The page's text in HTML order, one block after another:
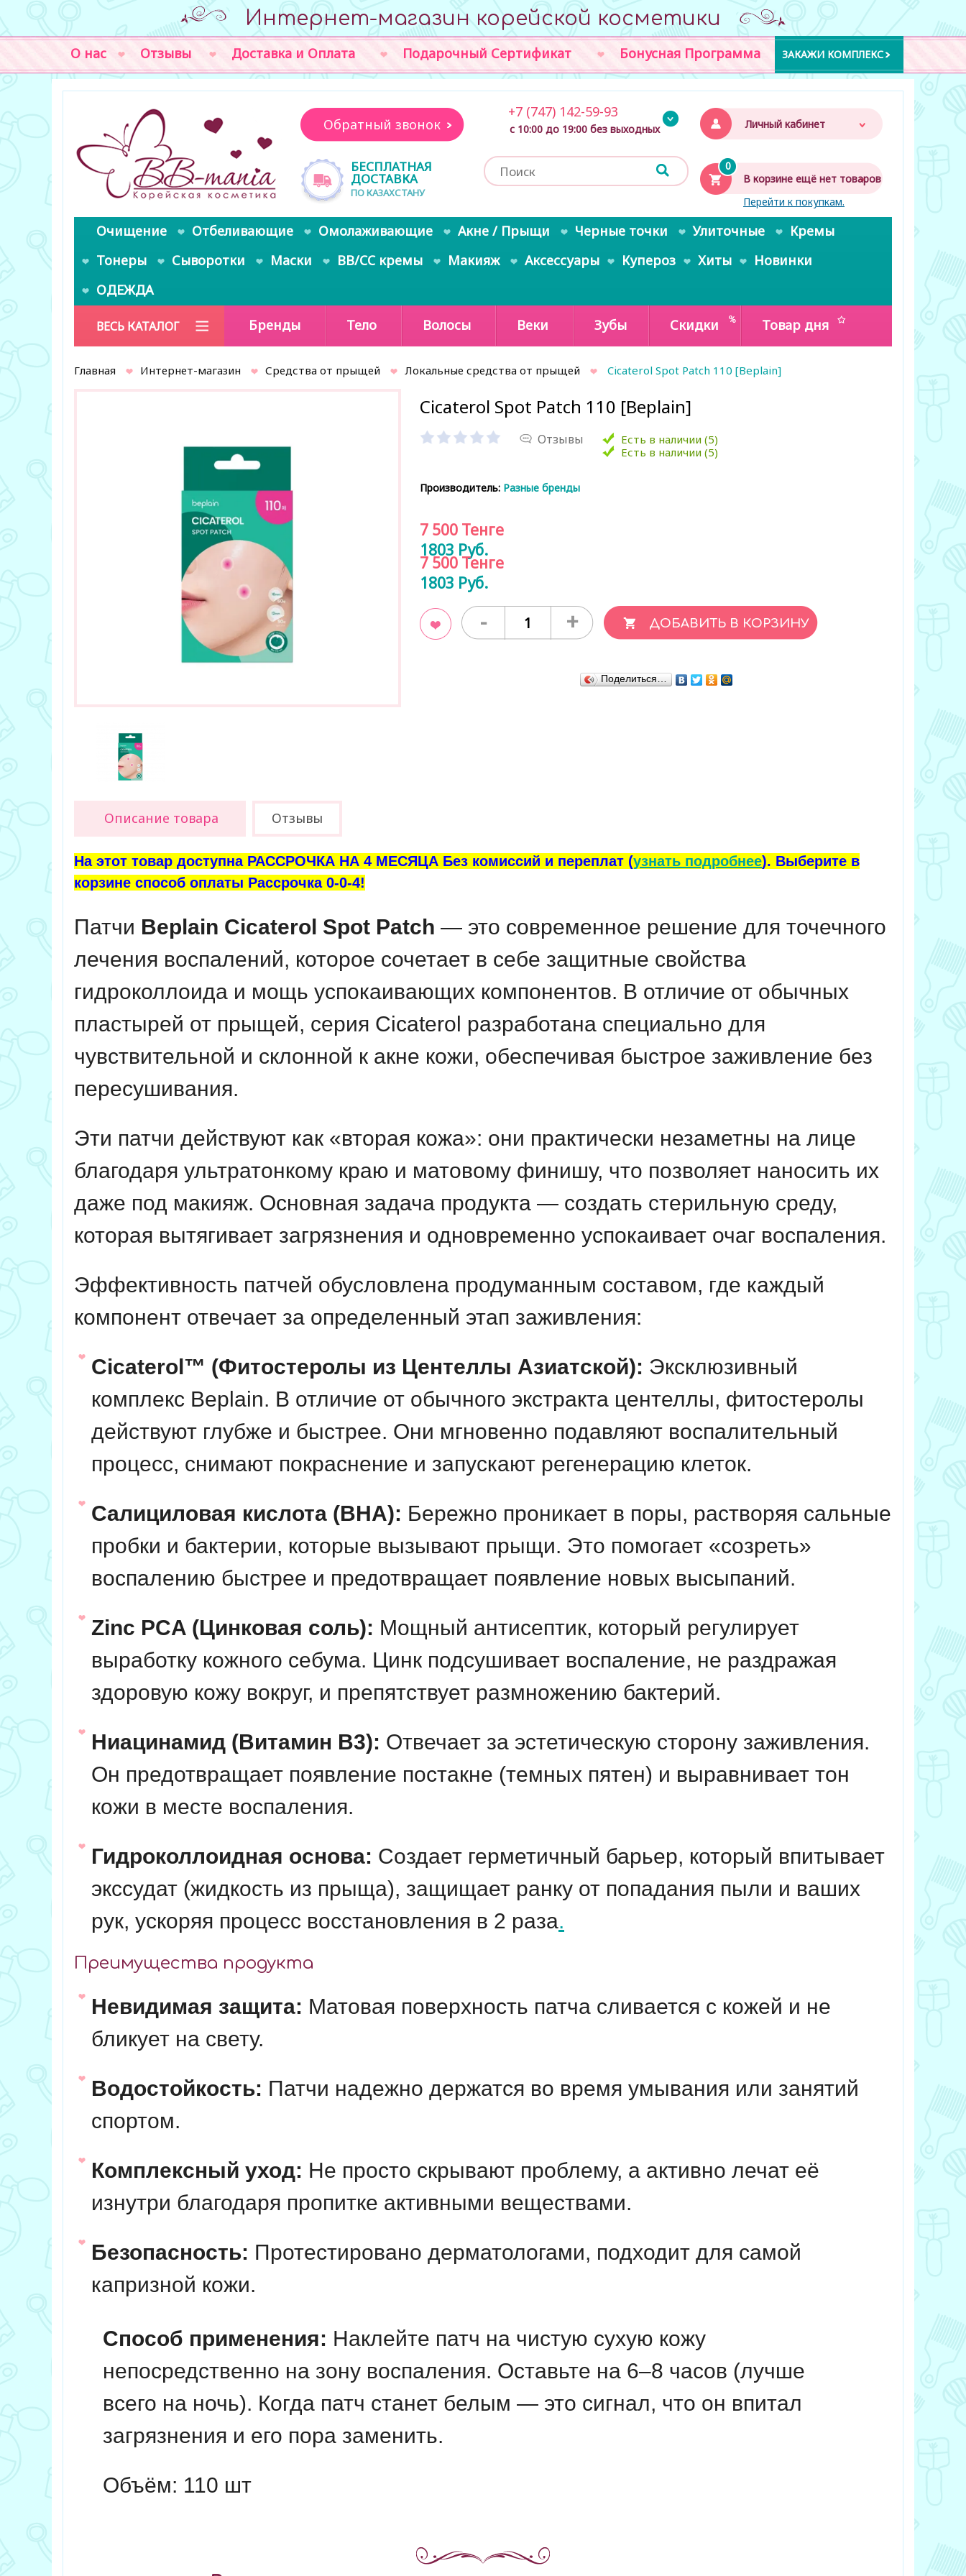
Интернет-магазин корейской косметики
О нас Отзывы Доставка и Оплата Подарочный Сертификат Бонусная Программа ЗАКАЖИ КОМПЛЕКС
Личный кабинет
0
В корзине ещё нет товаров
Перейти к покупкам.
Обратный звонок
БЕСПЛАТНАЯ
ДОСТАВКА
ПО КАЗАХСТАНУ
+7 (747) 142-59-93
с 10:00 до 19:00 без выходных
Очищение Отбеливающие Омолаживающие Акне / Прыщи Черные точки Улиточные
Кремы
Тонеры
Сыворотки Маски BB/CC кремы Макияж Аксессуары Купероз Хиты
Новинки
ОДЕЖДА
ВЕСЬ КАТАЛОГ Бренды Тело Волосы Веки Зубы Скидки Товар дня
Главная Интернет-магазин Средства от прыщей Локальные средства от прыщей Cicaterol Spot Patch 110 [Beplain]
Cicaterol Spot Patch 110 [Beplain]
Отзывы
Есть в наличии (5)
Есть в наличии (5)
Производитель: Разные бренды
7 500 Тенге
1803 Руб.
7 500 Тенге
1803 Руб.
- +
Поделиться…
Описание товара Отзывы
На этот товар доступна РАССРОЧКА НА 4 МЕСЯЦА Без комиссий и переплат (узнать подробнее). Выберите в
корзине способ оплаты Рассрочка 0-0-4!
Патчи Beplain Cicaterol Spot Patch — это современное решение для точечного
лечения воспалений, которое сочетает в себе защитные свойства
гидроколлоида и мощь успокаивающих компонентов. В отличие от обычных
пластырей от прыщей, серия Cicaterol разработана специально для
чувствительной и склонной к акне кожи, обеспечивая быстрое заживление без
пересушивания.
Эти патчи действуют как «вторая кожа»: они практически незаметны на лице
благодаря ультратонкому краю и матовому финишу, что позволяет наносить их
даже под макияж. Основная задача продукта — создать стерильную среду,
которая вытягивает загрязнения и одновременно успокаивает очаг воспаления.
Эффективность патчей обусловлена продуманным составом, где каждый
компонент отвечает за определенный этап заживления:
Cicaterol™ (Фитостеролы из Центеллы Азиатской): Эксклюзивный
комплекс Beplain. В отличие от обычного экстракта центеллы, фитостеролы
действуют глубже и быстрее. Они мгновенно подавляют воспалительный
процесс, снимают покраснение и запускают регенерацию клеток.
Салициловая кислота (BHA): Бережно проникает в поры, растворяя сальные
пробки и бактерии, которые вызывают прыщи. Это помогает «созреть»
воспалению быстрее и предотвращает появление новых высыпаний.
Zinc PCA (Цинковая соль): Мощный антисептик, который регулирует
выработку кожного себума. Цинк подсушивает воспаление, не раздражая
здоровую кожу вокруг, и препятствует размножению бактерий.
Ниацинамид (Витамин B3): Отвечает за эстетическую сторону заживления.
Он предотвращает появление постакне (темных пятен) и выравнивает тон
кожи в месте воспаления.
Гидроколлоидная основа: Создает герметичный барьер, который впитывает
экссудат (жидкость из прыща), защищает ранку от попадания пыли и ваших
рук, ускоряя процесс восстановления в 2 раза.
Преимущества продукта
Невидимая защита: Матовая поверхность патча сливается с кожей и не
бликует на свету.
Водостойкость: Патчи надежно держатся во время умывания или занятий
спортом.
Комплексный уход: Не просто скрывают проблему, а активно лечат её
изнутри благодаря пропитке активными веществами.
Безопасность: Протестировано дерматологами, подходит для самой
капризной кожи.
Способ применения: Наклейте патч на чистую сухую кожу
непосредственно на зону воспаления. Оставьте на 6–8 часов (лучше
всего на ночь). Когда патч станет белым — это сигнал, что он впитал
загрязнения и его пора заменить.
Объём: 110 шт